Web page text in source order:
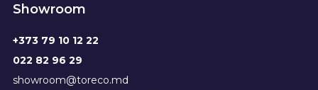
Showroom
+373 79 10 12 22
022 82 96 29
showroom@toreco.md